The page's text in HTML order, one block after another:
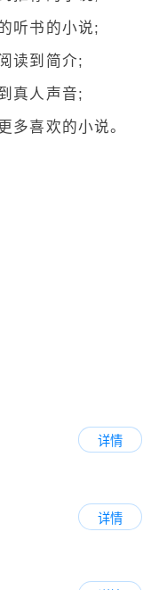
听书的小说;
读到简介;
真人声音;
多喜欢的小说。
详情
详情